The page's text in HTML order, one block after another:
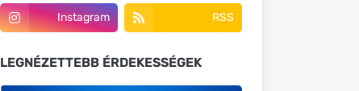
Instagram RSS
LEGNÉZETTEBB ÉRDEKESSÉGEK